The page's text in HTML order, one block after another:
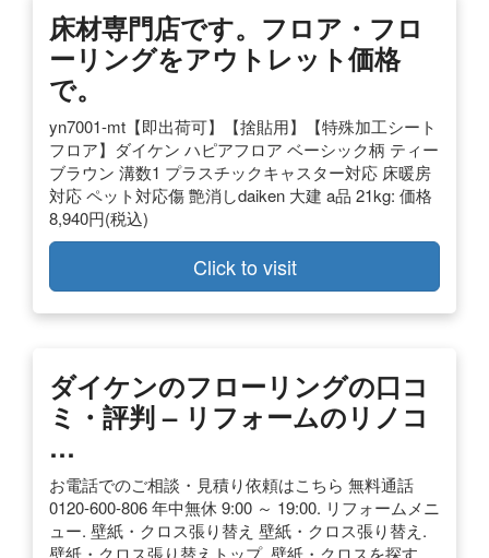
床材専門店です。フロア・ フロ
ーリングをアウトレット価格
で。
yn7001-mt【即出荷可】【捨貼用】【特殊加工シート
フロア】ダイケン ハピアフロア ベーシック柄 ティー
ブラウン 溝数1 プラスチックキャスター対応 床暖房
対応 ペット対応傷 艶消しdaiken 大建 a品 21kg: 価格
8,940円(税込)
Click to visit
ダイケンのフローリングの口コ
ミ・評判 – リフォームのリノコ
…
お電話でのご相談・見積り依頼はこちら 無料通話
0120-600-806 年中無休 9:00 ～ 19:00. リフォームメニ
ュー. 壁紙・クロス張り替え 壁紙・クロス張り替え.
壁紙・クロス張り替えトップ. 壁紙・クロスを探す.